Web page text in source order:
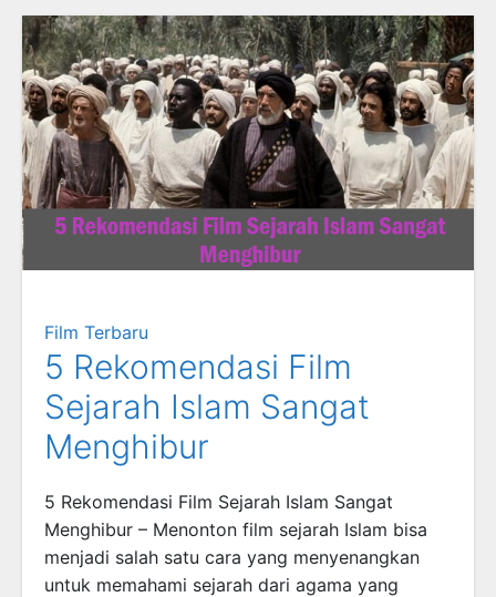
Film Terbaru
5 Rekomendasi Film
Sejarah Islam Sangat
Menghibur
5 Rekomendasi Film Sejarah Islam Sangat
Menghibur – Menonton film sejarah Islam bisa
menjadi salah satu cara yang menyenangkan
untuk memahami sejarah dari agama yang